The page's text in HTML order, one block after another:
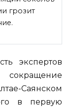
грозит
экспертов
Саянском
в первую